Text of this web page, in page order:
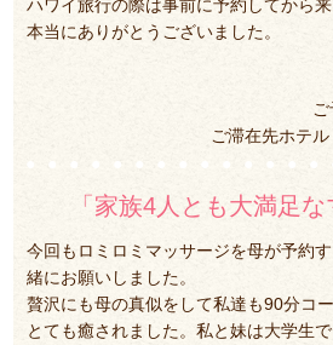
ハワイ旅行の際は事前に予約してから来
本当にありがとうございました。
ご滞在先ホテ
「家族4人とも大満足な
今回もロミロミマッサージを母が予約
緒にお願いしました。
贅沢にも母の真似をして私達も90分コ
とても癒されました。私と妹は大学生